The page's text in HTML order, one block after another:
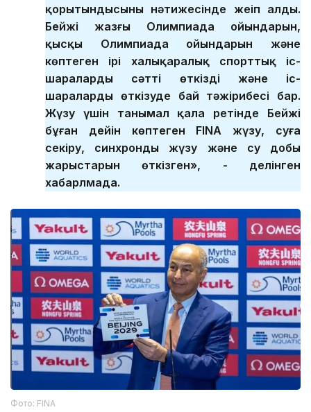
қорытындысының нәтижесінде жеңіп алды.
Бейжің жазғы Олимпиада ойындарын,
қысқы Олимпиада ойындарын және
көптеген ірі халықаралық спорттық іс-
шараларды сәтті өткізді және іс-
шараларды өткізуде бай тәжірибесі бар.
Жүзу үшін танымал қала ретінде Бейжің
бұған дейін көптеген FINA жүзу, суға
секіру, синхронды жүзу және су добы
жарыстарын өткізген», - делінген
хабарлмада.
Фото: FINA